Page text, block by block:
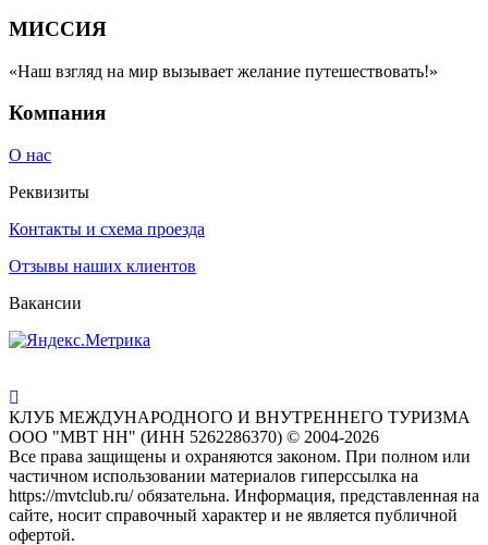
МИССИЯ
«Наш взгляд на мир вызывает желание путешествовать!»
Компания
О нас
Реквизиты
Контакты и схема проезда
Отзывы наших клиентов
Вакансии
КЛУБ МЕЖДУНАРОДНОГО И ВНУТРЕННЕГО ТУРИЗМА
ООО "МВТ НН" (ИНН 5262286370) © 2004-2026
Все права защищены и охраняются законом. При полном или
частичном использовании материалов гиперссылка на
https://mvtclub.ru/ обязательна. Информация, представленная на
сайте, носит справочный характер и не является публичной
офертой.